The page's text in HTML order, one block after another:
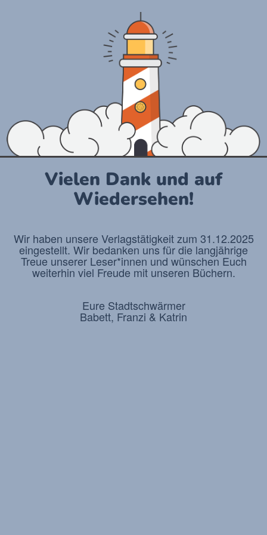
Vielen Dank und auf
Wiedersehen!
Wir haben unsere Verlagstätigkeit zum 31.12.2025
eingestellt. Wir bedanken uns für die langjährige
Treue unserer Leser*innen und wünschen Euch
weiterhin viel Freude mit unseren Büchern.
Eure Stadtschwärmer
Babett, Franzi & Katrin